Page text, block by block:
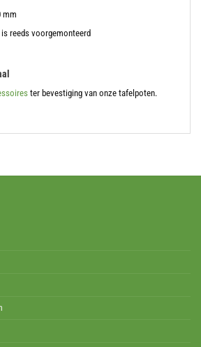
mm
reeds voorgemonteerd
ter bevestiging van onze tafelpoten.